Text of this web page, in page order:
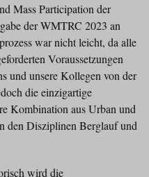
Mass Participation der
der WMTRC 2023 an
war nicht leicht, da alle
Voraussetzungen
und unsere Kollegen von der
die einzigartige
Kombination aus Urban und
den Disziplinen Berglauf und
wird die